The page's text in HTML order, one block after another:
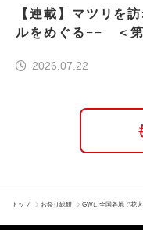
【連載】マツリを
ルをめぐる−− ＜第
2026.07.22
トップ お祭り総研 GWに全国各地で花